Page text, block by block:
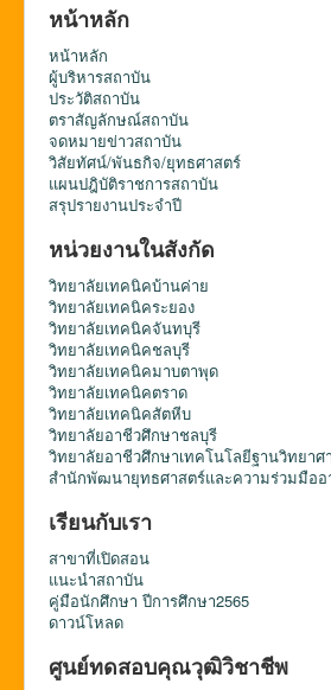
ชั่น
หน้าหลัก
หน้าหลัก
ผู้บริหารสถาบัน
ประวัติสถาบัน
ตราสัญลักษณ์สถาบัน
จดหมายข่าวสถาบัน
วิสัยทัศน์/พันธกิจ/ยุทธศาสตร์
แผนปฎิบัติราชการสถาบัน
สรุปรายงานประจำปี
หน่วยงานในสังกัด
วิทยาลัยเทคนิคบ้านค่าย
วิทยาลัยเทคนิคระยอง
วิทยาลัยเทคนิคจันทบุรี
วิทยาลัยเทคนิคชลบุรี
วิทยาลัยเทคนิคมาบตาพุด
วิทยาลัยเทคนิคตราด
วิทยาลัยเทคนิคสัตหีบ
วิทยาลัยอาชีวศึกษาชลบุรี
วิทยาลัยอาชีวศึกษาเทคโนโลยีฐานวิทยาศ
สำนักพัฒนายุทธศาสตร์และความร่วมมืออ
เรียนกับเรา
สาขาที่เปิดสอน
แนะนำสถาบัน
คู่มือนักศึกษา ปีการศึกษา2565
ดาวน์โหลด
ศูนย์ทดสอบคุณวุฒิวิชาชีพ